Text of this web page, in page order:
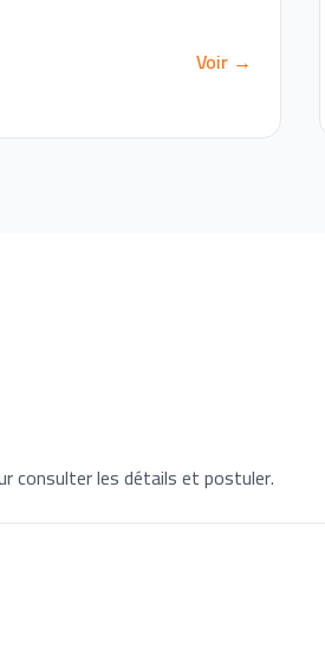
Voir →
consulter les détails et postuler.